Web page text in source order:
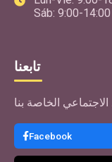
Sáb: 9:00-14:00
تابعنا
Facebook